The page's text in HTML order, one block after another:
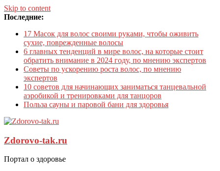
Skip to content
Последние:
17 Масок для волос своими руками, чтобы оживить
сухие, поврежденные волосы
6 главных тенденций в мире волос, на которые стоит
обратить внимание в 2024 году, по мнению экспертов
Советы по ускорению роста волос, по мнению
экспертов
10 советов для начинающих заниматься танцевальной
аэробикой и тренировками для танцоров
Польза сауны и паровой бани для здоровья
Zdorovo-tak.ru
Портал о здоровье